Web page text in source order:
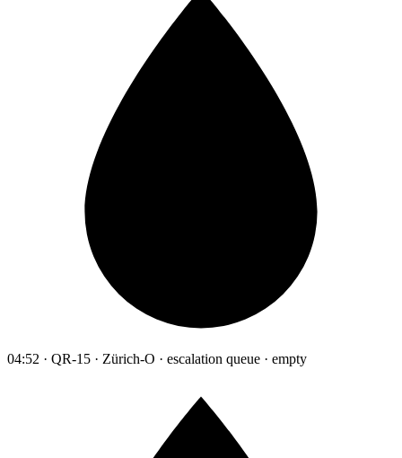
04:52 · QR-15 · Zürich-O · escalation queue · empty